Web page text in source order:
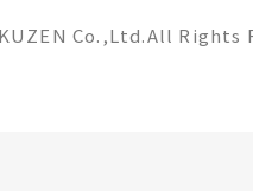
Co.,Ltd.All Rights